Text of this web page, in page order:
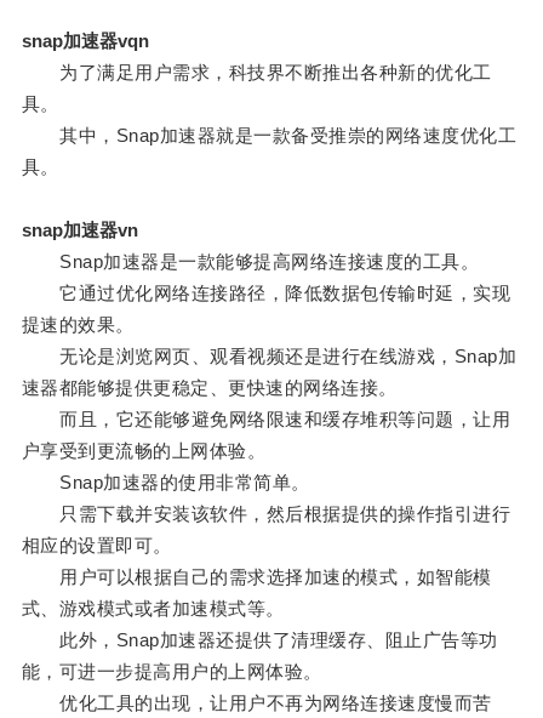
snap加速器vqn
为了满足用户需求，科技界不断推出各种新的优化工
具。
其中，Snap加速器就是一款备受推崇的网络速度优化工
具。
snap加速器vn
Snap加速器是一款能够提高网络连接速度的工具。
它通过优化网络连接路径，降低数据包传输时延，实现
提速的效果。
无论是浏览网页、观看视频还是进行在线游戏，Snap加
速器都能够提供更稳定、更快速的网络连接。
而且，它还能够避免网络限速和缓存堆积等问题，让用
户享受到更流畅的上网体验。
Snap加速器的使用非常简单。
只需下载并安装该软件，然后根据提供的操作指引进行
相应的设置即可。
用户可以根据自己的需求选择加速的模式，如智能模
式、游戏模式或者加速模式等。
此外，Snap加速器还提供了清理缓存、阻止广告等功
能，可进一步提高用户的上网体验。
优化工具的出现，让用户不再为网络连接速度慢而苦